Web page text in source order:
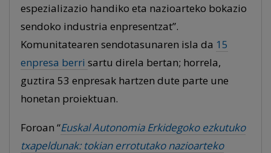
espezializazio handiko eta nazioarteko bokazio
sendoko industria enpresentzat”.
Komunitatearen sendotasunaren isla da 15
enpresa berri sartu direla bertan; horrela,
guztira 53 enpresak hartzen dute parte une
honetan proiektuan.
Foroan “Euskal Autonomia Erkidegoko ezkutuko
txapeldunak: tokian errotutako nazioarteko